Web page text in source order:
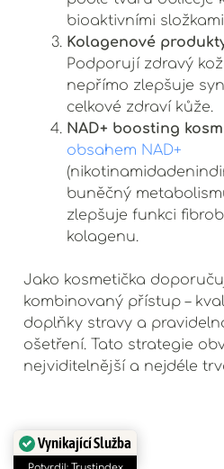
bioaktivními složkami.
Kolagenové
Podporují zdravý
nepřímo zlepšuje
celkové zdraví kůže.
NAD+ boosting
obsahem NAD+
buněčný
zlepšuje funkci
kolagenu.
Jako kosmetička
kombinovaný přístup –
doplňky stravy a
ošetření. Tato strategie
nejviditelnější a nejdéle
Řada
Vynikající Služba